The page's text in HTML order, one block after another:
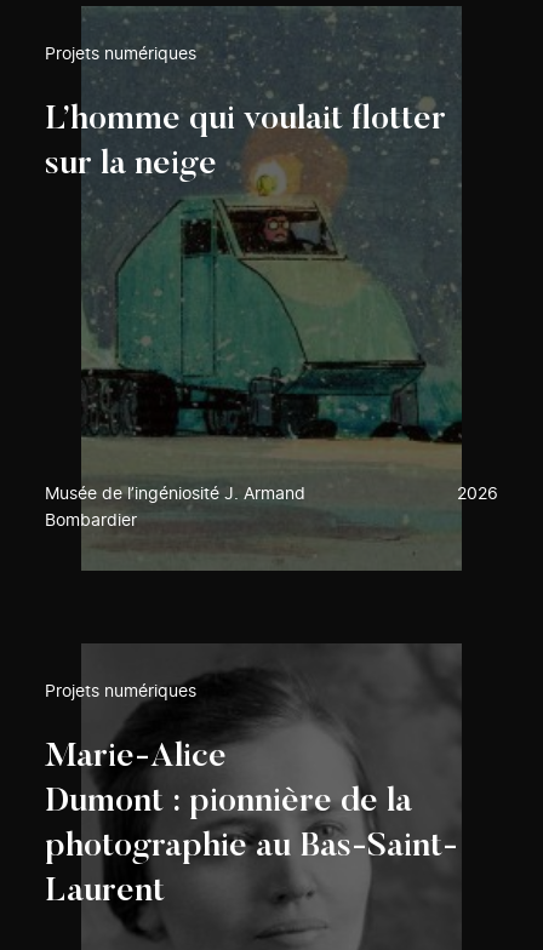
Projets numériques
L’homme qui voulait flotter
sur la neige
Musée de l’ingéniosité J. Armand
Bombardier
2026
Projets numériques
Marie-Alice
Dumont : pionnière de la
photographie au Bas-Saint-
Laurent